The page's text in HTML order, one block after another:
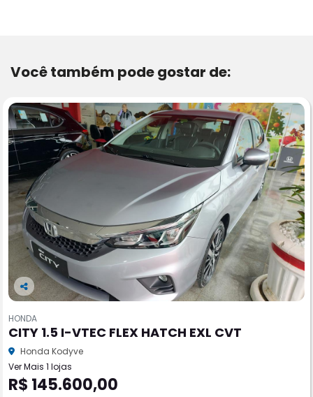
Você também pode gostar de:
Co
pa
rtil
he
HONDA
CITY 1.5 I-VTEC FLEX HATCH EXL CVT
Honda Kodyve
Ver Mais 1 lojas
R$ 145.600,00